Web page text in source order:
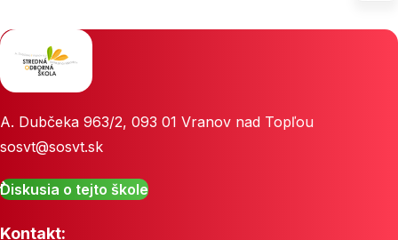
A. Dubčeka 963/2, 093 01 Vranov nad Topľou
sosvt@sosvt.sk
Diskusia o tejto škole
Kontakt: